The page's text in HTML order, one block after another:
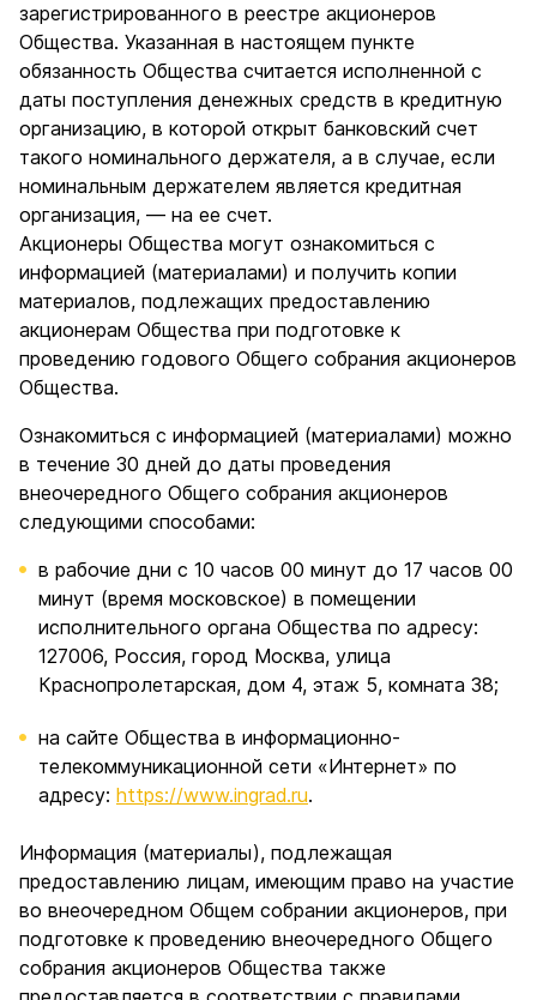
зарегистрированного в реестре акционеров
Общества. Указанная в настоящем пункте
обязанность Общества считается исполненной с
даты поступления денежных средств в кредитную
организацию, в которой открыт банковский счет
такого номинального держателя, а в случае, если
номинальным держателем является кредитная
организация, — на ее счет.
Акционеры Общества могут ознакомиться с
информацией (материалами) и получить копии
материалов, подлежащих предоставлению
акционерам Общества при подготовке к
проведению годового Общего собрания акционеров
Общества.
Ознакомиться с информацией (материалами) можно
в течение 30 дней до даты проведения
внеочередного Общего собрания акционеров
следующими способами:
в рабочие дни с 10 часов 00 минут до 17 часов 00
минут (время московское) в помещении
исполнительного органа Общества по адресу:
127006, Россия, город Москва, улица
Краснопролетарская, дом 4, этаж 5, комната 38;
на сайте Общества в информационно-
телекоммуникационной сети «Интернет» по
адресу: https://www.ingrad.ru.
Информация (материалы), подлежащая
предоставлению лицам, имеющим право на участие
во внеочередном Общем собрании акционеров, при
подготовке к проведению внеочередного Общего
собрания акционеров Общества также